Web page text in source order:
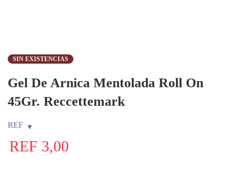
SIN EXISTENCIAS
Gel De Arnica Mentolada Roll On
45Gr. Reccettemark
REF
REF 3,00